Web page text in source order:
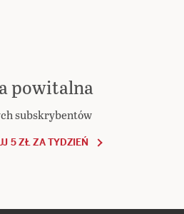
powitalna
subskrybentów
5 ZŁ ZA TYDZIEŃ